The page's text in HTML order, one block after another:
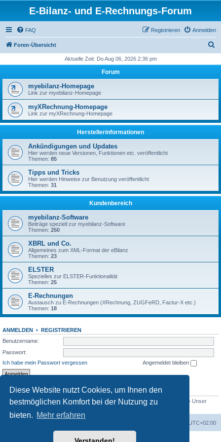
Diese Website nutzt Cookies, um Ihnen den
bestmöglichen Komfort bei der Nutzung zu
bieten. Mehr erfahren
E-Bilanz- und E-Rechnungs-Forum
FAQ Anmelden
Registrieren
Foren-Übersicht
h
Aktuelle Zeit: Do Aug 06, 2026 2:36 pm
Forum
myebilanz-Homepage
Link zur myebilanz-Homepage
myXRechnung-Homepage
Link zur myXRechnung-Homepage
Herstellerinformationen
Ankündigungen und Updates
Hier werden neue Versionen, Funktionen etc. veröffentlicht
Themen: 85
Tipps und Tricks
Hier werden Hinweise zur Benutzung veröffentlicht
Themen: 31
Kundenbereich
myebilanz-Software
Beiträge speziell zur myebilanz-Software
Themen: 250
XBRL und Co.
Allgemeines zum XML-Format der eBilanz
Themen: 23
ELSTER
Spezielles zur ELSTER-Funktionalität
Themen: 25
E-Rechnungen
Austausch zu E-Rechnungen (XRechnung, ZUGFeRD, Factur-X etc.)
Themen: 18
ANMELDEN • REGISTRIEREN
Benutzername:
Passwort:
Ich habe mein Passwort vergessen
Angemeldet bleiben
STATISTIK
Beiträge insgesamt1558 • Themen insgesamt432 • Mitglieder insgesamt
• Unser
neuestes Mitglied:
UTC+02:00
Powered byphpBB® Forum Software © phpBB Limited